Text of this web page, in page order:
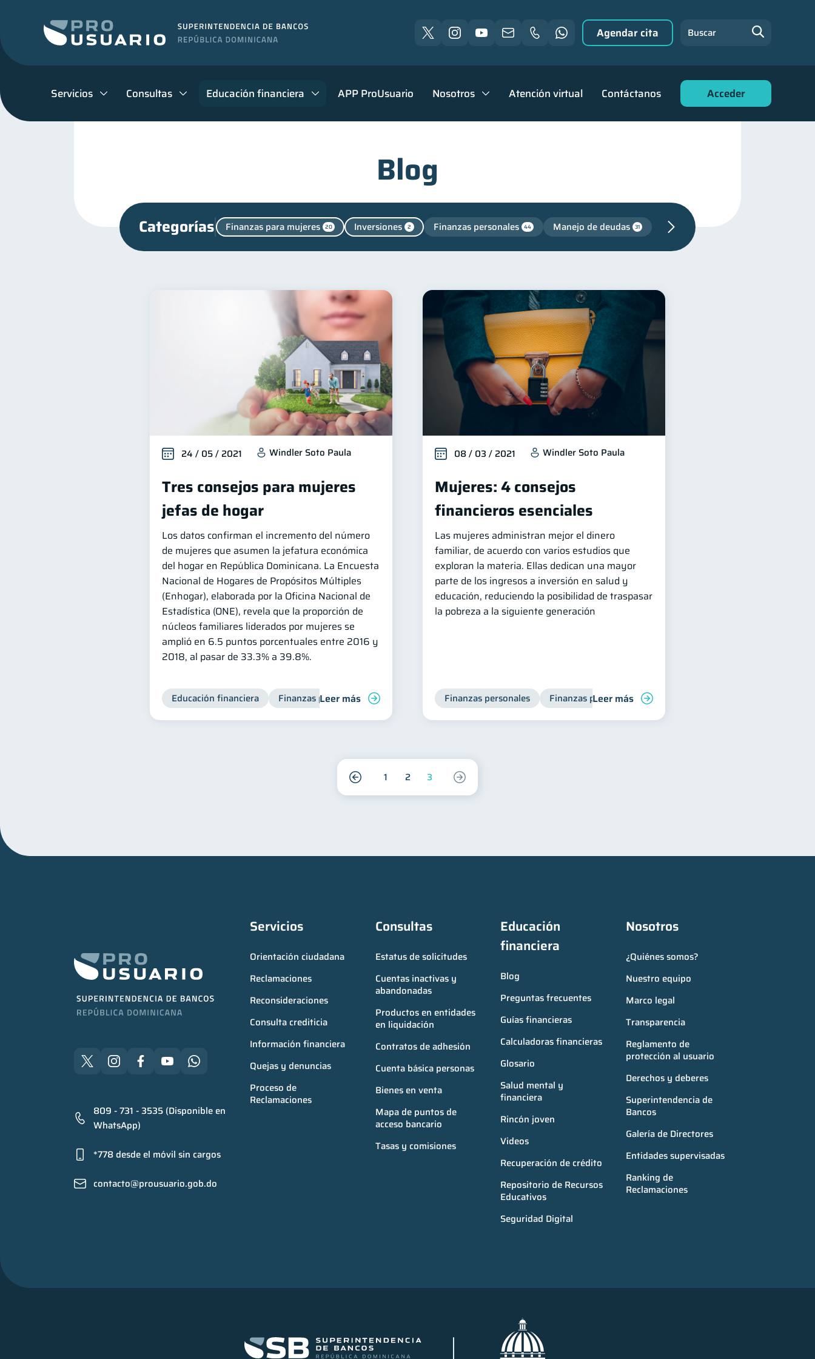
Servicios Consultas Educación financiera APP ProUsuario Nosotros Atención virtual Contáctanos Acceder
Agendar cita Buscar
Blog
Categorías Finanzas para mujeres 20 Inversiones 2 Finanzas personales 44 Manejo de deudas 31
Tarjeta de crédito Ciberseguridad Servicios
Superintendencia de Bancos Vacaciones 2 Criptomonedas 2
Cuenta Inactiva 1 Finanzas Personales Finanzas en Pareja 1
Fraudes Mipymes 1 Información financiera 1 inversiones 1
ahorro 1 Retiro 1 Doble sueldo Gasto responsable 1 información financiera
24 / 05 / 2021 Windler Soto Paula
Tres consejos para mujeres
jefas de hogar
Los datos confirman el incremento del número
de mujeres que asumen la jefatura económica
del hogar en República Dominicana. La Encuesta
Nacional de Hogares de Propósitos Múltiples
(Enhogar), elaborada por la Oficina Nacional de
Estadística (ONE), revela que la proporción de
núcleos familiares liderados por mujeres se
amplió en 6.5 puntos porcentuales entre 2016 y
2018, al pasar de 33.3% a 39.8%.
Educación financiera Finanzas para mujeres
Leer más
08 / 03 / 2021 Windler Soto Paula
Mujeres: 4 consejos
financieros esenciales
Las mujeres administran mejor el dinero
familiar, de acuerdo con varios estudios que
exploran la materia. Ellas dedican una mayor
parte de los ingresos a inversión en salud y
educación, reduciendo la posibilidad de traspasar
la pobreza a la siguiente generación
Finanzas personales Finanzas para mujeres
Leer más
1 2 3
809 - 731 - 3535 (Disponible en
WhatsApp)
*778 desde el móvil sin cargos
contacto@prousuario.gob.do
Servicios
Orientación ciudadana
Reclamaciones
Reconsideraciones
Consulta crediticia
Información financiera
Quejas y denuncias
Proceso de
Reclamaciones
Consultas
Estatus de solicitudes
Cuentas inactivas y
abandonadas
Productos en entidades
en liquidación
Contratos de adhesión
Cuenta básica personas
Bienes en venta
Mapa de puntos de
acceso bancario
Tasas y comisiones
Educación
financiera
Blog
Preguntas frecuentes
Guías financieras
Calculadoras financieras
Glosario
Salud mental y
financiera
Rincón joven
Videos
Recuperación de crédito
Repositorio de Recursos
Educativos
Seguridad Digital
Nosotros
¿Quiénes somos?
Nuestro equipo
Marco legal
Transparencia
Reglamento de
protección al usuario
Derechos y deberes
Superintendencia de
Bancos
Galería de Directores
Entidades supervisadas
Ranking de
Reclamaciones